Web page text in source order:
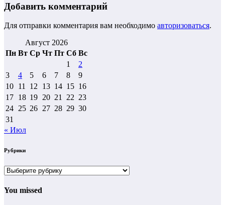
Добавить комментарий
Для отправки комментария вам необходимо авторизоваться.
Август 2026
Пн Вт Ср Чт Пт Сб Вс
1
2
3
4 5 6 7 8
9
10 11 12 13 14 15 16
17 18 19 20 21 22 23
24 25 26 27 28 29 30
31
« Июл
Рубрики
Рубрики
You missed